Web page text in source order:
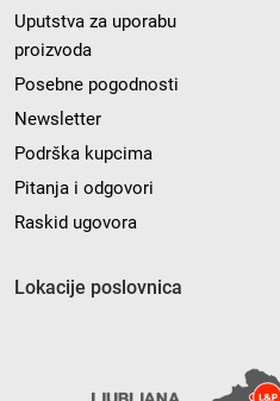
Uputstva za uporabu
proizvoda
Posebne pogodnosti
Newsletter
Podrška kupcima
Pitanja i odgovori
Raskid ugovora
Lokacije poslovnica